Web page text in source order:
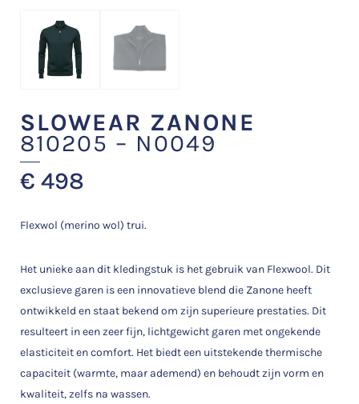
SLOWEAR ZANONE
810205 – N0049
€ 498
Flexwol (merino wol) trui.
Het unieke aan dit kledingstuk is het gebruik van Flexwool. Dit
exclusieve garen is een innovatieve blend die Zanone heeft
ontwikkeld en staat bekend om zijn superieure prestaties. Dit
resulteert in een zeer fijn, lichtgewicht garen met ongekende
elasticiteit en comfort. Het biedt een uitstekende thermische
capaciteit (warmte, maar ademend) en behoudt zijn vorm en
kwaliteit, zelfs na wassen.